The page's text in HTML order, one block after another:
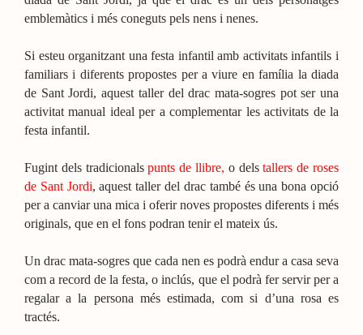
emblemàtics i més coneguts pels nens i nenes.
Si esteu organitzant una festa infantil amb activitats infantils i
familiars i diferents propostes per a viure en família la diada
de Sant Jordi, aquest taller del drac mata-sogres pot ser una
activitat manual ideal per a complementar les activitats de la
festa infantil.
Fugint dels tradicionalspunts de llibre, o delstallers de roses
de Sant Jordi, aquest taller del drac també és una bona opció
per a canviar una mica i oferir noves propostes diferents i més
originals, que en el fons podran tenir el mateix ús.
Un drac mata-sogres que cada nen es podrà endur a casa seva
com a record de la festa, o inclús, que el podrà fer servir per a
regalar a la persona més estimada, com si d’una rosa es
tractés.